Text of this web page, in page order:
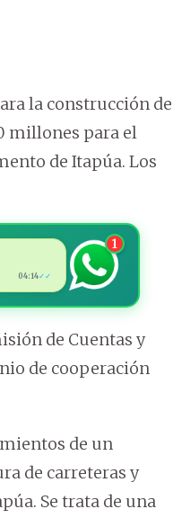
la construcción de
millones para el
de Itapúa. Los
04:14✓✓
1
de Cuentas y
de cooperación
de un
de carreteras y
Se trata de una